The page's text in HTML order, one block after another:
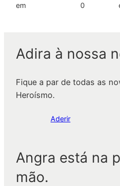
em
0
Adira à nossa
Fique a par de todas as
Heroísmo.
Aderir
Angra está na
mão.